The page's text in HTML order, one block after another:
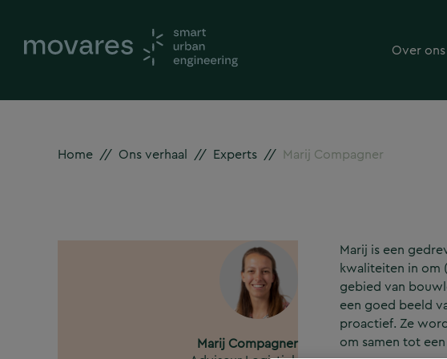
Over ons
Home // Ons verhaal // Experts // Marij Compagner
Marij is een
kwaliteiten in om
gebied van
een goed beeld
proactief. Ze
om samen tot
Marij Compagner